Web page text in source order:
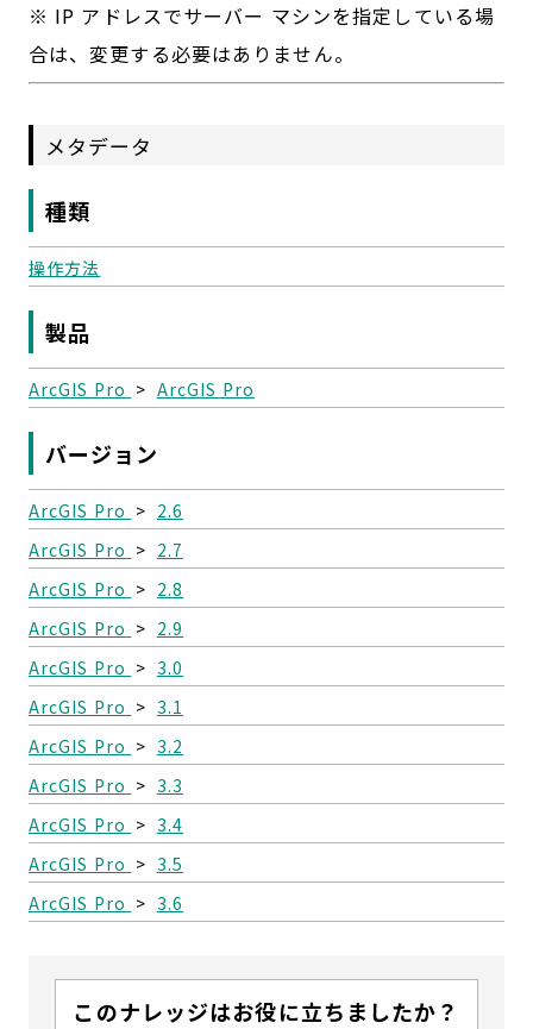
※ IP アドレスでサーバー マシンを指定している場
合は、変更する必要はありません。
メタデータ
種類
操作方法
製品
ArcGIS Pro > ArcGIS Pro
バージョン
ArcGIS Pro > 2.6
ArcGIS Pro > 2.7
ArcGIS Pro > 2.8
ArcGIS Pro > 2.9
ArcGIS Pro > 3.0
ArcGIS Pro > 3.1
ArcGIS Pro > 3.2
ArcGIS Pro > 3.3
ArcGIS Pro > 3.4
ArcGIS Pro > 3.5
ArcGIS Pro > 3.6
このナレッジはお役に立ちましたか？